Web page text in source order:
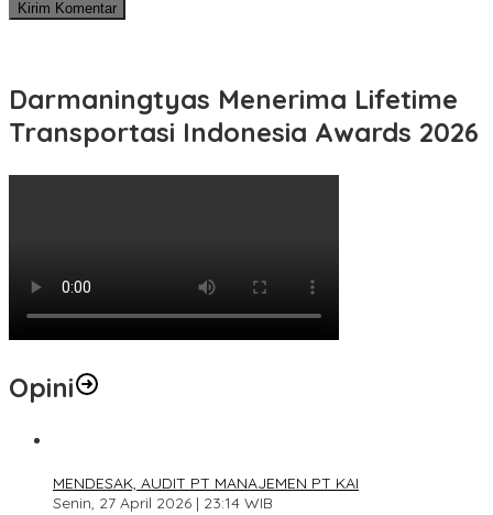
Darmaningtyas Menerima Lifetime
Transportasi Indonesia Awards 2026
Opini
MENDESAK, AUDIT PT MANAJEMEN PT KAI
Senin, 27 April 2026 | 23:14 WIB